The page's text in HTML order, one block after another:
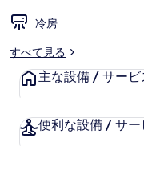
ャ
ラ
冷房
すべて見る
主な設備 / サービ
便利な設備 / サー